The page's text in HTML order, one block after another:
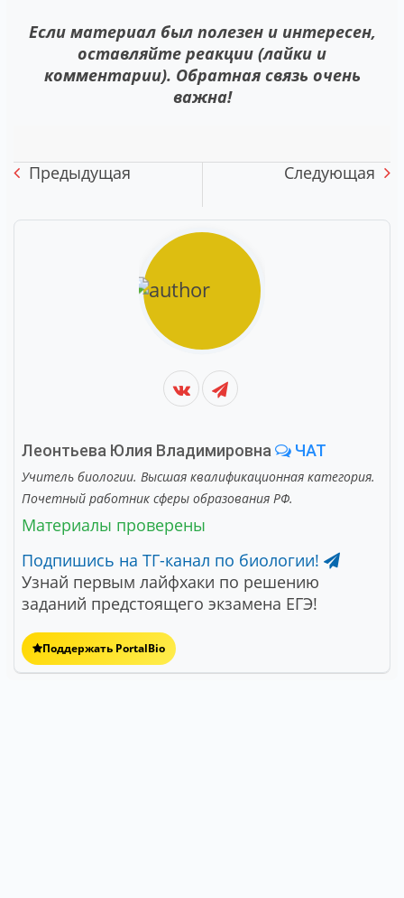
Если материал был полезен и интересен,
оставляйте реакции (лайки и
комментарии). Обратная связь очень
важна!
Предыдущая Следующая
Леонтьева Юлия Владимировна ЧАТ
Учитель биологии. Высшая квалификационная категория.
Почетный работник сферы образования РФ.
Материалы проверены
Подпишись на ТГ-канал по биологии!
Узнай первым лайфхаки по решению
заданий предстоящего экзамена ЕГЭ!
Поддержать PortalBio